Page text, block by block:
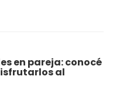
en pareja: conocé
al